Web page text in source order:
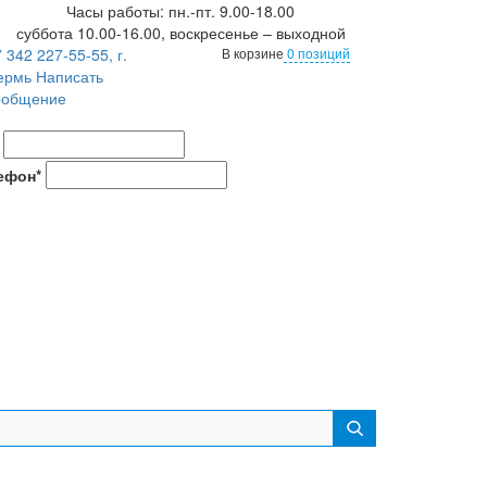
Часы работы: пн.-пт. 9.00-18.00
суббота 10.00-16.00, воскресенье – выходной
342 227-55-55, г.
Написать
В корзине 0 позиций